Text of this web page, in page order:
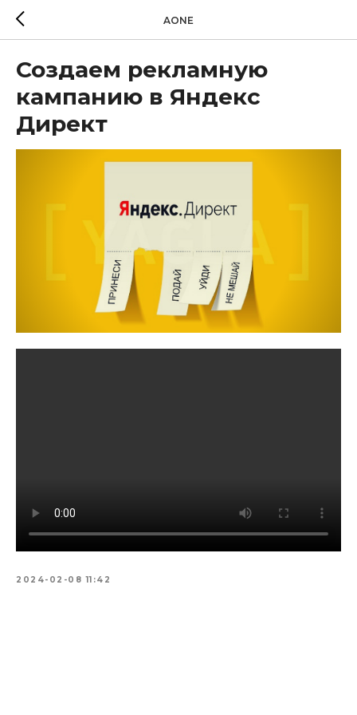
AONE
Создаем рекламную
кампанию в Яндекс
Директ
2024-02-08 11:42